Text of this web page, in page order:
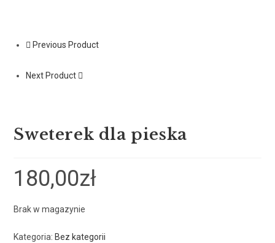
Previous Product
Next Product
Sweterek dla pieska
180,00zł
Brak w magazynie
Kategoria: Bez kategorii